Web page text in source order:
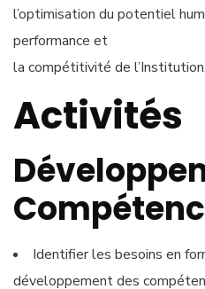
l’optimisation du potentiel
performance et
la compétitivité de l’Institution.
Activités
Identifier les besoins en
développement des